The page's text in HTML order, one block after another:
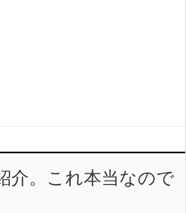
介。これ本当なので